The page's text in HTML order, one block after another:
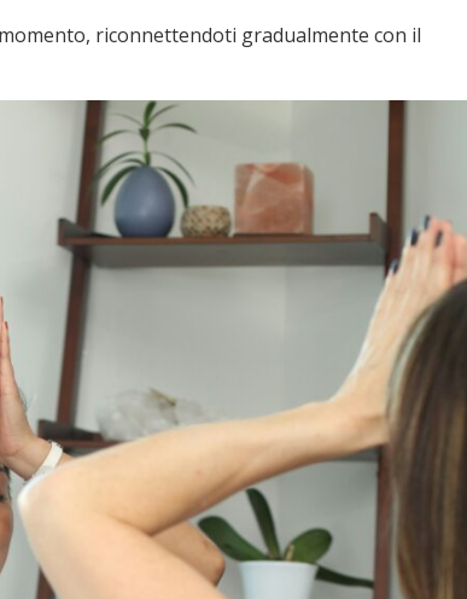
riconnettendoti gradualmente con il